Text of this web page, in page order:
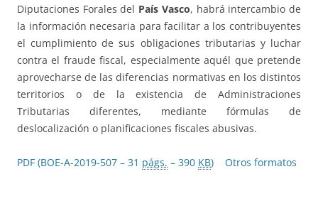
Diputaciones Forales del País Vasco, habrá intercambio de
la información necesaria para facilitar a los contribuyentes
el cumplimiento de sus obligaciones tributarias y luchar
contra el fraude fiscal, especialmente aquél que pretende
aprovecharse de las diferencias normativas en los distintos
territorios o de la existencia de Administraciones
Tributarias diferentes, mediante fórmulas de
deslocalización o planificaciones fiscales abusivas.
PDF (BOE-A-2019-507 – 31 págs. – 390 KB) Otros formatos